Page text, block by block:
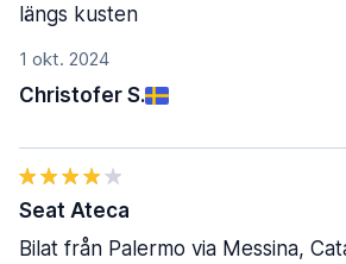
1 okt. 2024
Christofer S.
längs kusten
Seat Ateca
Bilat från Palermo via Messina,